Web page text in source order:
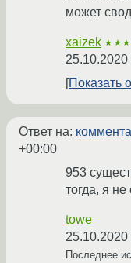
может
xaizek
Показать
Ответ на:
+00:00
953
тогда, я
towe
Последнее